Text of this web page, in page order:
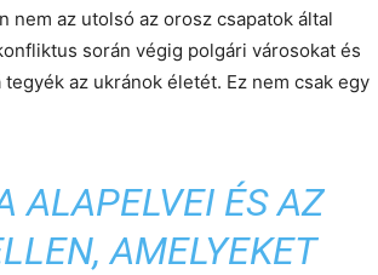
az utolsó az orosz csapatok által
során végig polgári városokat és
az ukránok életét. Ez nem csak egy
ALAPELVEI ÉS AZ
AMELYEKET